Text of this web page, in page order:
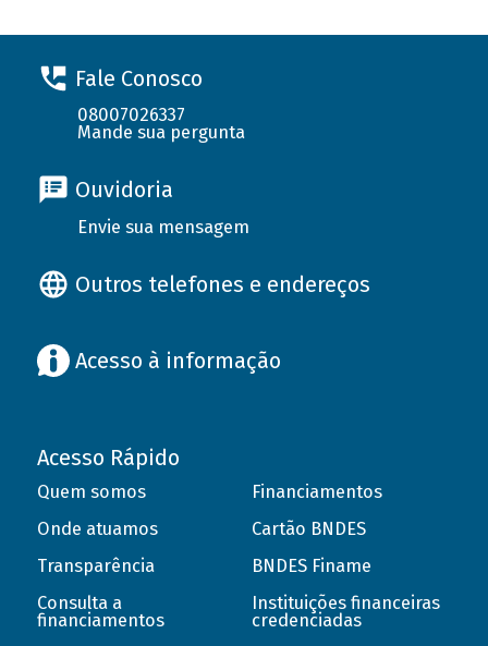
Fale Conosco
08007026337
Mande sua pergunta
Ouvidoria
Envie sua mensagem
Outros telefones e endereços
Acesso à informação
Acesso Rápido
Quem somos
Onde atuamos
Transparência
Consulta a
financiamentos
Financiamentos
Cartão BNDES
BNDES Finame
Instituições financeiras
credenciadas